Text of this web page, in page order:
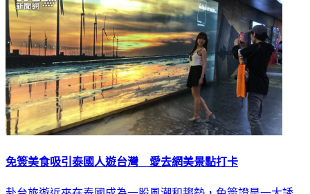
免簽美食吸引泰國人遊台灣 愛去網美景點打卡